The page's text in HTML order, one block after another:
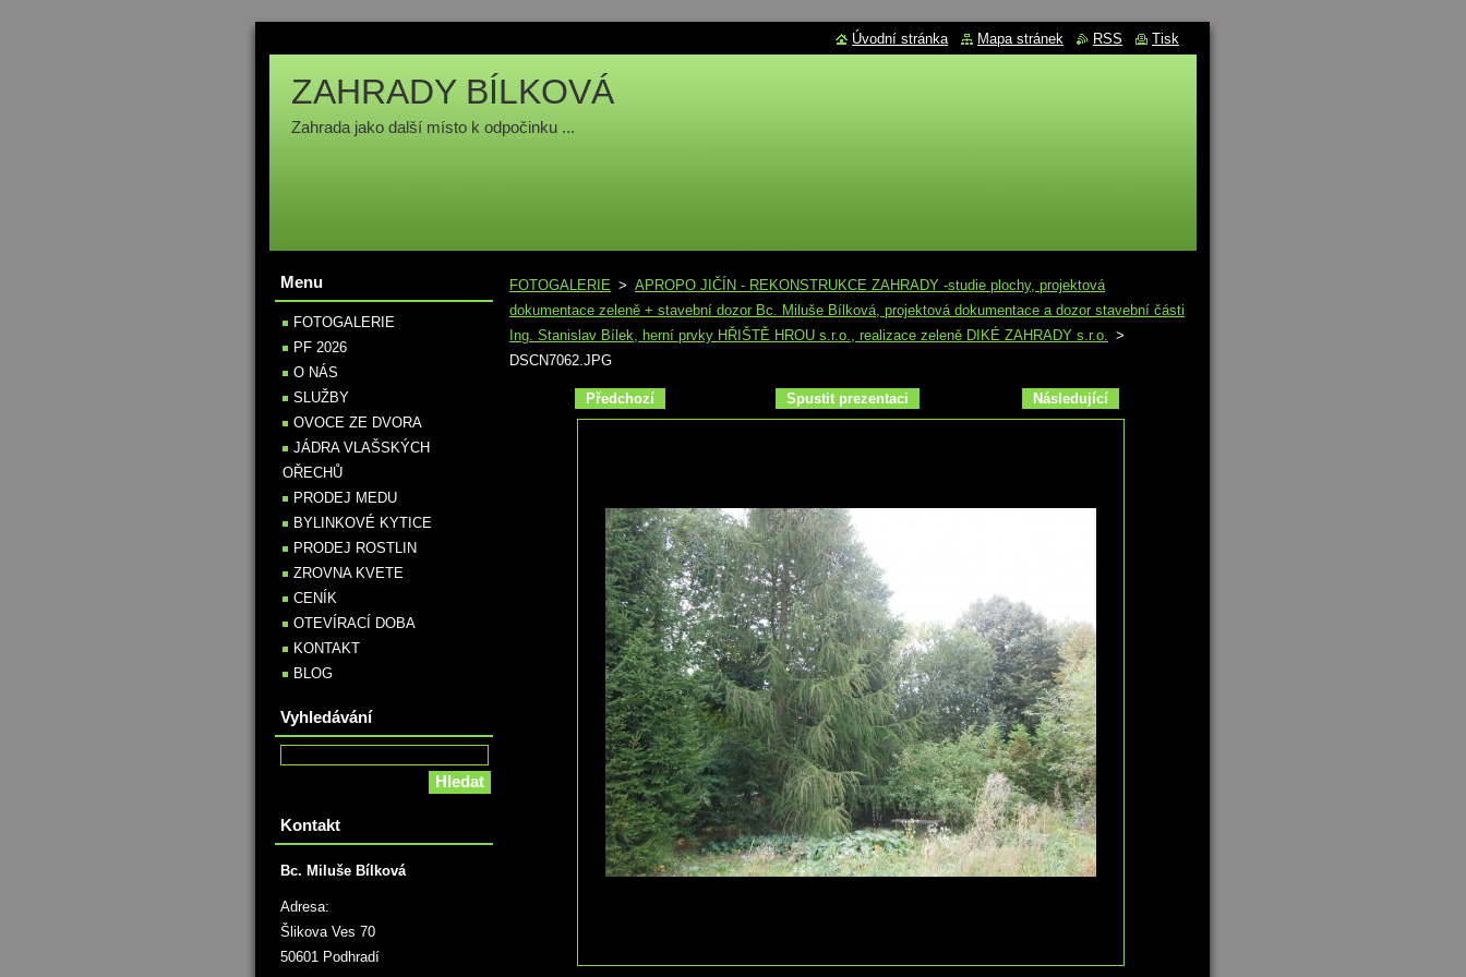
ZAHRADY BÍLKOVÁ
Zahrada jako další místo k odpočinku ...
FOTOGALERIE > APROPO JIČÍN - REKONSTRUKCE ZAHRADY -studie plochy, projektová
dokumentace zeleně + stavební dozor Bc. Miluše Bílková, projektová dokumentace a dozor stavební části
Ing. Stanislav Bílek, herní prvky HŘIŠTĚ HROU s.r.o., realizace zeleně DIKÉ ZAHRADY s.r.o. >
DSCN7062.JPG
Předchozí Spustit prezentaci Následující
Menu
FOTOGALERIE
PF 2026
O NÁS
SLUŽBY
OVOCE ZE DVORA
JÁDRA VLAŠSKÝCH
OŘECHŮ
PRODEJ MEDU
BYLINKOVÉ KYTICE
PRODEJ ROSTLIN
ZROVNA KVETE
CENÍK
OTEVÍRACÍ DOBA
KONTAKT
BLOG
Vyhledávání
Kontakt
Bc. Miluše Bílková
Adresa:
Šlikova Ves 70
50601 Podhradí
Úvodní stránka Mapa stránek RSS Tisk